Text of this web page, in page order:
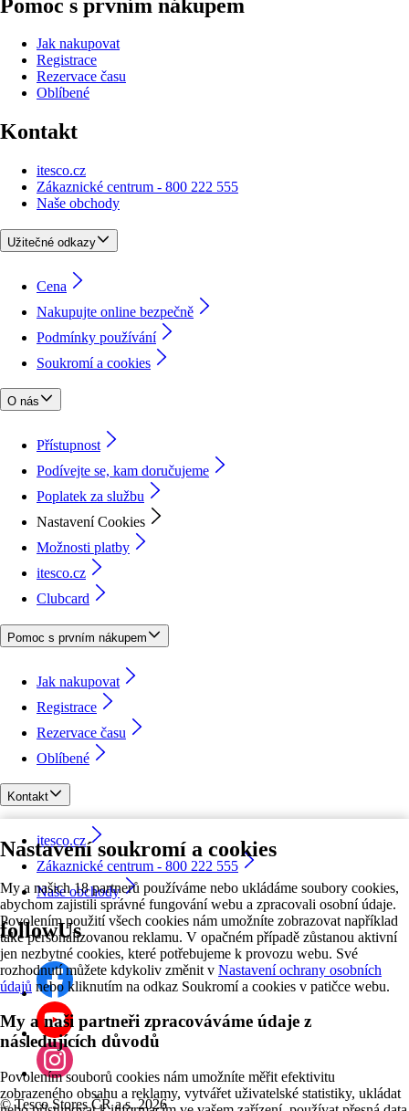
Nastavení soukromí a cookies
My a našich 18 partnerů používáme nebo ukládáme soubory cookies,
abychom zajistili správné fungování webu a zpracovali osobní údaje.
Povolením použití všech cookies nám umožníte zobrazovat například
také personalizovanou reklamu. V opačném případě zůstanou aktivní
jen nezbytné cookies, které potřebujeme k provozu webu. Své
rozhodnutí můžete kdykoliv změnit v Nastavení ochrany osobních
údajů nebo kliknutím na odkaz Soukromí a cookies v patičce webu.
My a naši partneři zpracováváme údaje z
následujících důvodů
Povolením souborů cookies nám umožníte měřit efektivitu
zobrazeného obsahu a reklamy, vytvářet uživatelské statistiky, ukládat
Pomoc s prvním nákupem
Jak nakupovat
Registrace
Rezervace času
Oblíbené
Kontakt
itesco.cz
Zákaznické centrum - 800 222 555
Naše obchody
Užitečné odkazy
Cena
Nakupujte online bezpečně
Podmínky používání
Soukromí a cookies
O nás
Přístupnost
Podívejte se, kam doručujeme
Poplatek za službu
Nastavení Cookies
Možnosti platby
itesco.cz
Clubcard
Pomoc s prvním nákupem
Jak nakupovat
Registrace
Rezervace času
Oblíbené
Kontakt
itesco.cz
Zákaznické centrum - 800 222 555
Naše obchody
followUs
©Tesco Stores ČR a.s. 2026